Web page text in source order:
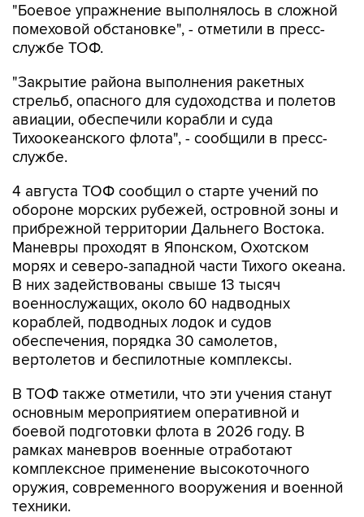
"Боевое упражнение выполнялось в сложной
помеховой обстановке", - отметили в пресс-
службе ТОФ.
"Закрытие района выполнения ракетных
стрельб, опасного для судоходства и полетов
авиации, обеспечили корабли и суда
Тихоокеанского флота", - сообщили в пресс-
службе.
4 августа ТОФ сообщил о старте учений по
обороне морских рубежей, островной зоны и
прибрежной территории Дальнего Востока.
Маневры проходят в Японском, Охотском
морях и северо-западной части Тихого океана.
В них задействованы свыше 13 тысяч
военнослужащих, около 60 надводных
кораблей, подводных лодок и судов
обеспечения, порядка 30 самолетов,
вертолетов и беспилотные комплексы.
В ТОФ также отметили, что эти учения станут
основным мероприятием оперативной и
боевой подготовки флота в 2026 году. В
рамках маневров военные отработают
комплексное применение высокоточного
оружия, современного вооружения и военной
техники.